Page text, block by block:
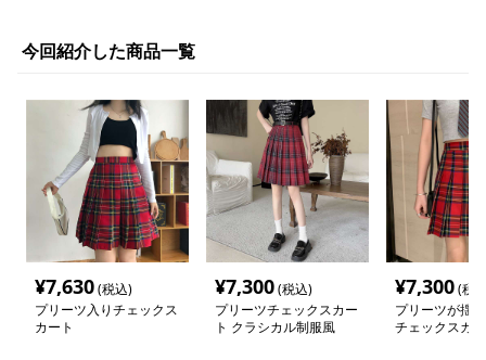
今回紹介した商品一覧
¥7,630(税込)
プリーツ入りチェックス
カート
¥7,300(税込)
プリーツチェックスカー
ト クラシカル制服風
¥7,300(税
プリーツが揺
チェックスカ